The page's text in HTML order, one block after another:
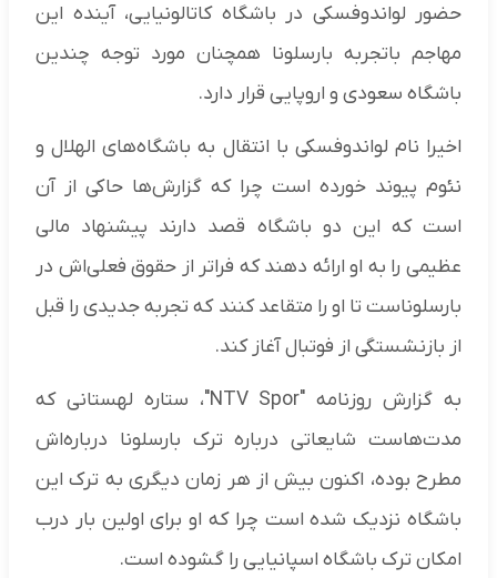
حضور لواندوفسکی در باشگاه کاتالونیایی، آینده این
مهاجم باتجربه بارسلونا همچنان مورد توجه چندین
باشگاه سعودی و اروپایی قرار دارد.
اخیرا نام لواندوفسکی با انتقال به باشگاه‌های الهلال و
نئوم پیوند خورده است چرا که گزارش‌ها حاکی از آن
است که این دو باشگاه قصد دارند پیشنهاد مالی
عظیمی را به او ارائه دهند که فراتر از حقوق فعلی‌اش در
بارسلوناست تا او را متقاعد کنند که تجربه جدیدی را قبل
از بازنشستگی از فوتبال آغاز کند.
به گزارش روزنامه "NTV Spor"، ستاره لهستانی که
مدت‌هاست شایعاتی درباره ترک بارسلونا درباره‌اش
مطرح بوده، اکنون بیش از هر زمان دیگری به ترک این
باشگاه نزدیک شده است چرا که او برای اولین بار درب
امکان ترک باشگاه اسپانیایی را گشوده است.